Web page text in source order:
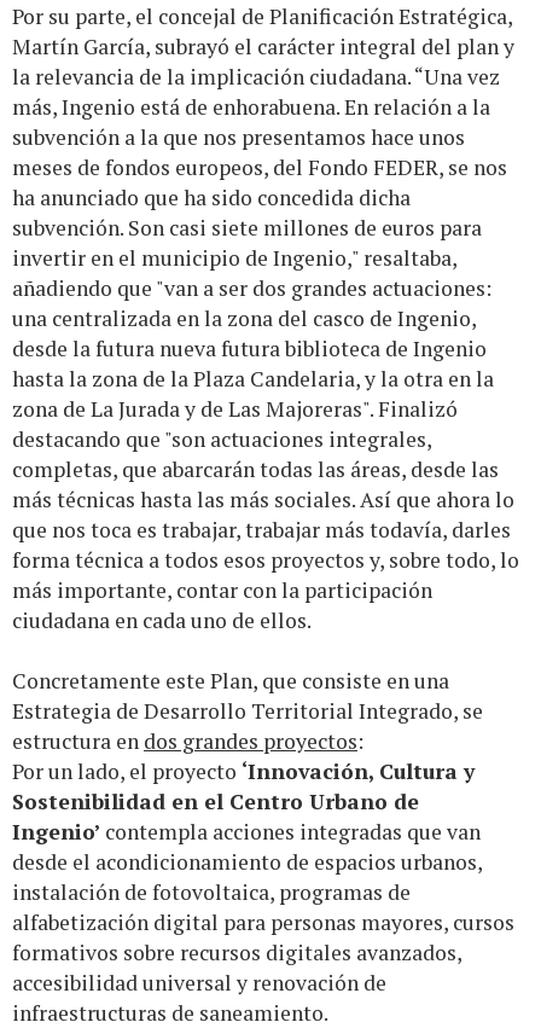
Por su parte, el concejal de Planificación Estratégica,
Martín García, subrayó el carácter integral del plan y
la relevancia de la implicación ciudadana. “Una vez
más, Ingenio está de enhorabuena. En relación a la
subvención a la que nos presentamos hace unos
meses de fondos europeos, del Fondo FEDER, se nos
ha anunciado que ha sido concedida dicha
subvención. Son casi siete millones de euros para
invertir en el municipio de Ingenio," resaltaba,
añadiendo que "van a ser dos grandes actuaciones:
una centralizada en la zona del casco de Ingenio,
desde la futura nueva futura biblioteca de Ingenio
hasta la zona de la Plaza Candelaria, y la otra en la
zona de La Jurada y de Las Majoreras". Finalizó
destacando que "son actuaciones integrales,
completas, que abarcarán todas las áreas, desde las
más técnicas hasta las más sociales. Así que ahora lo
que nos toca es trabajar, trabajar más todavía, darles
forma técnica a todos esos proyectos y, sobre todo, lo
más importante, contar con la participación
ciudadana en cada uno de ellos.
Concretamente este Plan, que consiste en una
Estrategia de Desarrollo Territorial Integrado, se
estructura en dos grandes proyectos:
Por un lado, el proyecto ‘Innovación, Cultura y
Sostenibilidad en el Centro Urbano de
Ingenio’ contempla acciones integradas que van
desde el acondicionamiento de espacios urbanos,
instalación de fotovoltaica, programas de
alfabetización digital para personas mayores, cursos
formativos sobre recursos digitales avanzados,
accesibilidad universal y renovación de
infraestructuras de saneamiento.